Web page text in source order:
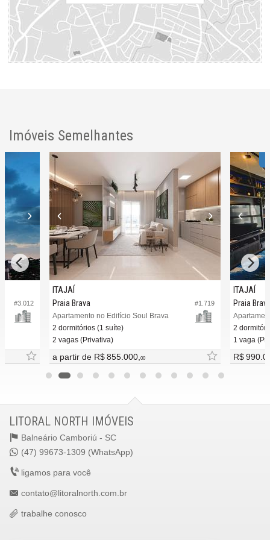
ver mapa abaixo
Imóveis Semelhantes
#3.012 #1.719
ITAJAÍ
Praia Brava
Apartamento no Edifício Soul Brava
2 dormitórios (1 suíte)
2 vagas (Privativa)
a partir de R$ 855.000, 00
ITAJAÍ
Praia
2
1 vaga
R$
LITORAL NORTH IMÓVEIS
Balneário Camboriú - SC
(47) 99673-1309 (WhatsApp)
ligamos para você
contato@litoralnorth.com.br
trabalhe conosco